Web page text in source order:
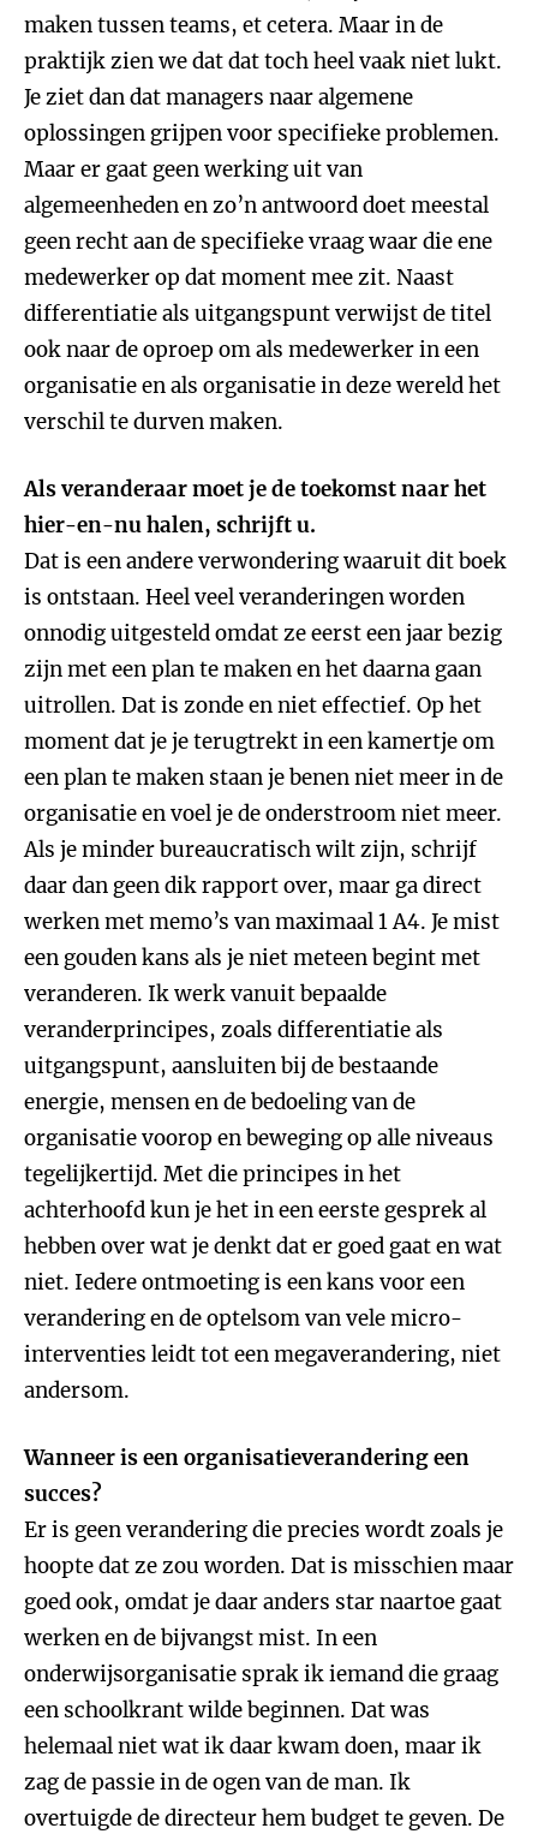
maken tussen teams, et cetera. Maar in de
praktijk zien we dat dat toch heel vaak niet lukt.
Je ziet dan dat managers naar algemene
oplossingen grijpen voor specifieke problemen.
Maar er gaat geen werking uit van
algemeenheden en zo’n antwoord doet meestal
geen recht aan de specifieke vraag waar die ene
medewerker op dat moment mee zit. Naast
differentiatie als uitgangspunt verwijst de titel
ook naar de oproep om als medewerker in een
organisatie en als organisatie in deze wereld het
verschil te durven maken.
Als veranderaar moet je de toekomst naar het
hier-en-nu halen, schrijft u.
Dat is een andere verwondering waaruit dit boek
is ontstaan. Heel veel veranderingen worden
onnodig uitgesteld omdat ze eerst een jaar bezig
zijn met een plan te maken en het daarna gaan
uitrollen. Dat is zonde en niet effectief. Op het
moment dat je je terugtrekt in een kamertje om
een plan te maken staan je benen niet meer in de
organisatie en voel je de onderstroom niet meer.
Als je minder bureaucratisch wilt zijn, schrijf
daar dan geen dik rapport over, maar ga direct
werken met memo’s van maximaal 1 A4. Je mist
een gouden kans als je niet meteen begint met
veranderen. Ik werk vanuit bepaalde
veranderprincipes, zoals differentiatie als
uitgangspunt, aansluiten bij de bestaande
energie, mensen en de bedoeling van de
organisatie voorop en beweging op alle niveaus
tegelijkertijd. Met die principes in het
achterhoofd kun je het in een eerste gesprek al
hebben over wat je denkt dat er goed gaat en wat
niet. Iedere ontmoeting is een kans voor een
verandering en de optelsom van vele micro-
interventies leidt tot een megaverandering, niet
andersom.
Wanneer is een organisatieverandering een
succes?
Er is geen verandering die precies wordt zoals je
hoopte dat ze zou worden. Dat is misschien maar
goed ook, omdat je daar anders star naartoe gaat
werken en de bijvangst mist. In een
onderwijsorganisatie sprak ik iemand die graag
een schoolkrant wilde beginnen. Dat was
helemaal niet wat ik daar kwam doen, maar ik
zag de passie in de ogen van de man. Ik
overtuigde de directeur hem budget te geven. De